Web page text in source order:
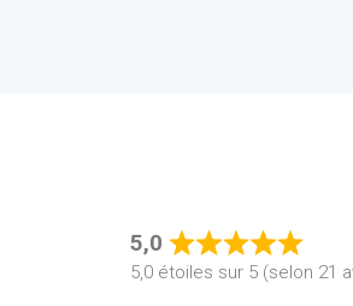
5,0
Rated
5,0
5,0 étoiles sur 5 (selon 21